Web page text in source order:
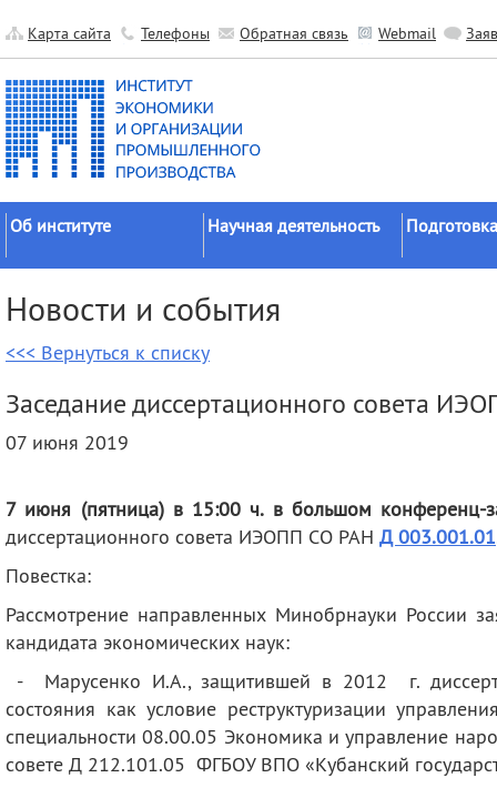
Карта сайта Телефоны Обратная связь Webmail
Об институте
Официальные документы
История
Научные подразделения
Прочие подразделения
деятельность
Контакты
Научная деятельность
исследований
Гранты
Мероприятия
Публикации
советы
Новости и события
<<< Вернуться к списку
Заседание диссертационного совета
07 июня 2019
7 июня (пятница) в 15:00 ч. в большом конференц-
диссертационного совета ИЭОПП СО РАН Д 003.001.01
Повестка:
Рассмотрение направленных Минобрнауки России
кандидата экономических наук:
- Марусенко И.А., защитившей в 2012 г.
состояния как условие реструктуризации
специальности 08.00.05 Экономика и управление
совете Д 212.101.05 ФГБОУ ВПО «Кубанский